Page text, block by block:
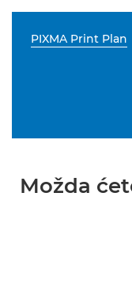
PIXMA Print Plan
Možda